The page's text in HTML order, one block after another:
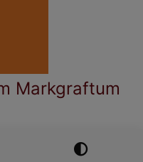
Markgraftum